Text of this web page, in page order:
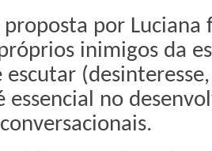
por Luciana
inimigos da
essencial no